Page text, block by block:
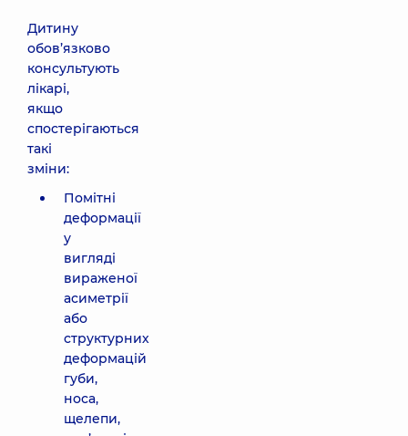
Дитину
обов’язково
консультують
лікарі,
якщо
спостерігаються
такі
зміни:
Помітні
деформації
у
вигляді
вираженої
асиметрії
або
структурних
деформацій
губи,
носа,
щелепи,